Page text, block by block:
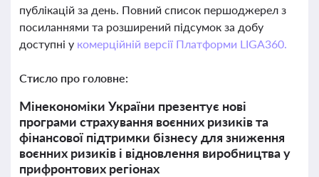
публікацій за день. Повний список першоджерел з
посиланнями та розширений підсумок за добу
доступні у комерційній версії Платформи LIGA360.
Стисло про головне:
Мінекономіки України презентує нові
програми страхування воєнних ризиків та
фінансової підтримки бізнесу для зниження
воєнних ризиків і відновлення виробництва у
прифронтових регіонах